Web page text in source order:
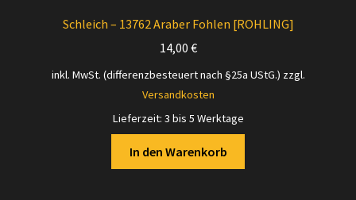
Schleich – 13762 Araber Fohlen [ROHLING]
14,00 €
inkl. MwSt. (differenzbesteuert nach §25a UStG.) zzgl.
Versandkosten
Lieferzeit: 3 bis 5 Werktage
In den Warenkorb